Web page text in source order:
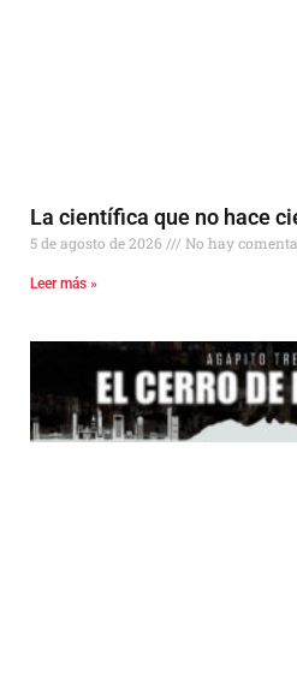
La científica que no hace
5 de agosto de 2026 No hay
Leer más »